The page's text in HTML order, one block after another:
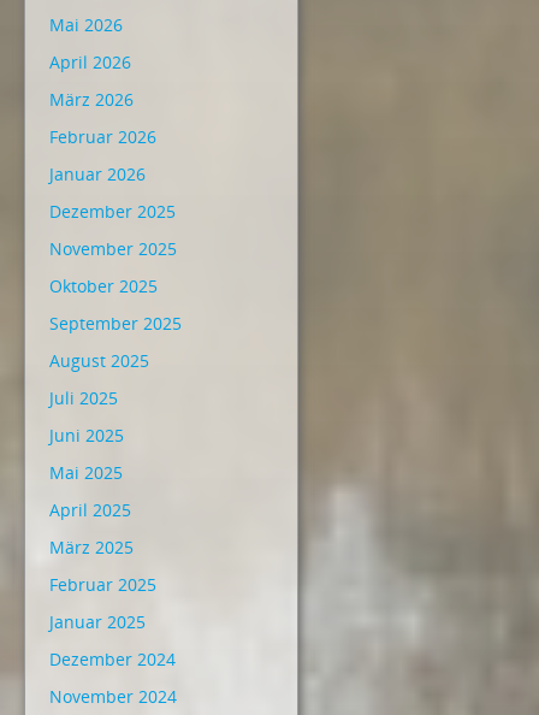
Mai 2026
April 2026
März 2026
Februar 2026
Januar 2026
Dezember 2025
November 2025
Oktober 2025
September 2025
August 2025
Juli 2025
Juni 2025
Mai 2025
April 2025
März 2025
Februar 2025
Januar 2025
Dezember 2024
November 2024